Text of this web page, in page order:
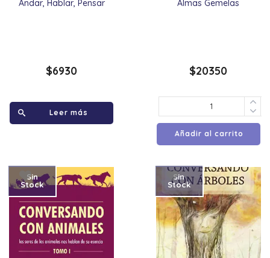
Andar, Hablar, Pensar
$6930
Leer más
Almas Gemelas
$20350
Añadir al carrito
Sin
Stock
Sin
Stock